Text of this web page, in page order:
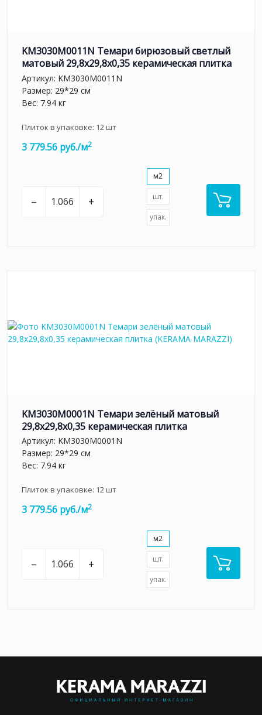
KM3030M0011N Темари бирюзовый светлый
матовый 29,8x29,8x0,35 керамическая плитка
Артикул: KM3030M0011N
Размер: 29*29 см
Вес: 7.94 кг
Плиток в упаковке: 12шт
3 779.56 руб./м2
– +
м2
шт.
упак.
KM3030M0001N Темари зелёный матовый
29,8x29,8x0,35 керамическая плитка
Артикул: KM3030M0001N
Размер: 29*29 см
Вес: 7.94 кг
Плиток в упаковке: 12шт
3 779.56 руб./м2
– +
м2
шт.
упак.